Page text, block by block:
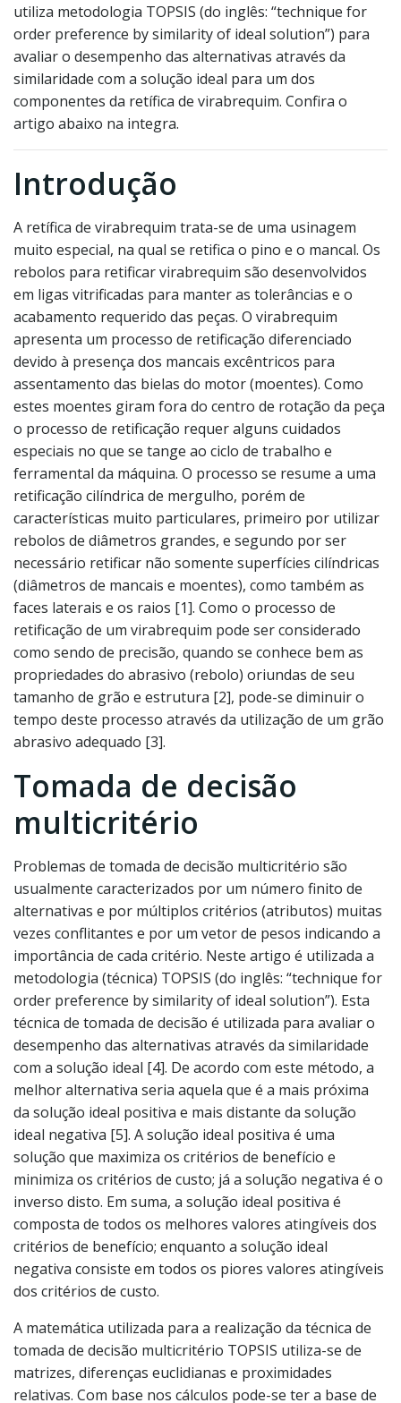
utiliza metodologia TOPSIS (do inglês: “technique for
order preference by similarity of ideal solution”) para
avaliar o desempenho das alternativas através da
similaridade com a solução ideal para um dos
componentes da retífica de virabrequim. Confira o
artigo abaixo na integra.
Introdução
A retífica de virabrequim trata-se de uma usinagem
muito especial, na qual se retifica o pino e o mancal. Os
rebolos para retificar virabrequim são desenvolvidos
em ligas vitrificadas para manter as tolerâncias e o
acabamento requerido das peças. O virabrequim
apresenta um processo de retificação diferenciado
devido à presença dos mancais excêntricos para
assentamento das bielas do motor (moentes). Como
estes moentes giram fora do centro de rotação da peça
o processo de retificação requer alguns cuidados
especiais no que se tange ao ciclo de trabalho e
ferramental da máquina. O processo se resume a uma
retificação cilíndrica de mergulho, porém de
características muito particulares, primeiro por utilizar
rebolos de diâmetros grandes, e segundo por ser
necessário retificar não somente superfícies cilíndricas
(diâmetros de mancais e moentes), como também as
faces laterais e os raios [1]. Como o processo de
retificação de um virabrequim pode ser considerado
como sendo de precisão, quando se conhece bem as
propriedades do abrasivo (rebolo) oriundas de seu
tamanho de grão e estrutura [2], pode-se diminuir o
tempo deste processo através da utilização de um grão
abrasivo adequado [3].
Tomada de decisão
multicritério
Problemas de tomada de decisão multicritério são
usualmente caracterizados por um número finito de
alternativas e por múltiplos critérios (atributos) muitas
vezes conflitantes e por um vetor de pesos indicando a
importância de cada critério. Neste artigo é utilizada a
metodologia (técnica) TOPSIS (do inglês: “technique for
order preference by similarity of ideal solution”). Esta
técnica de tomada de decisão é utilizada para avaliar o
desempenho das alternativas através da similaridade
com a solução ideal [4]. De acordo com este método, a
melhor alternativa seria aquela que é a mais próxima
da solução ideal positiva e mais distante da solução
ideal negativa [5]. A solução ideal positiva é uma
solução que maximiza os critérios de benefício e
minimiza os critérios de custo; já a solução negativa é o
inverso disto. Em suma, a solução ideal positiva é
composta de todos os melhores valores atingíveis dos
critérios de benefício; enquanto a solução ideal
negativa consiste em todos os piores valores atingíveis
dos critérios de custo.
A matemática utilizada para a realização da técnica de
tomada de decisão multicritério TOPSIS utiliza-se de
matrizes, diferenças euclidianas e proximidades
relativas. Com base nos cálculos pode-se ter a base de